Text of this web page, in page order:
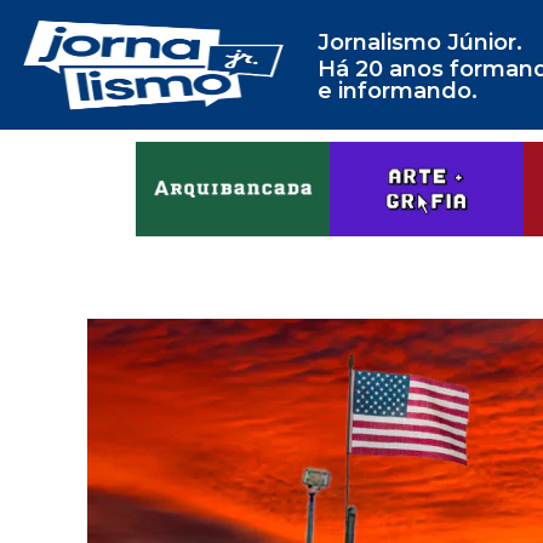
Jornalismo Júnior.
Há 20 anos
e informando.